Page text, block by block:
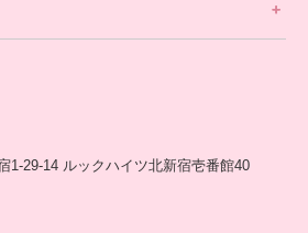
1-29-14 ルックハイツ北新宿壱番館40